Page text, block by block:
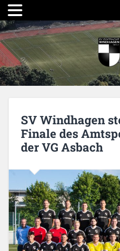
SV Windhagen
Finale des
der VG Asbach